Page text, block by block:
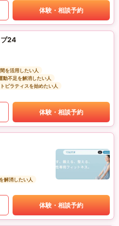
体験・相談予約
24
を活用したい人
動不足を解消したい人
ピラティスを始めたい人
体験・相談予約
解消したい人
体験・相談予約